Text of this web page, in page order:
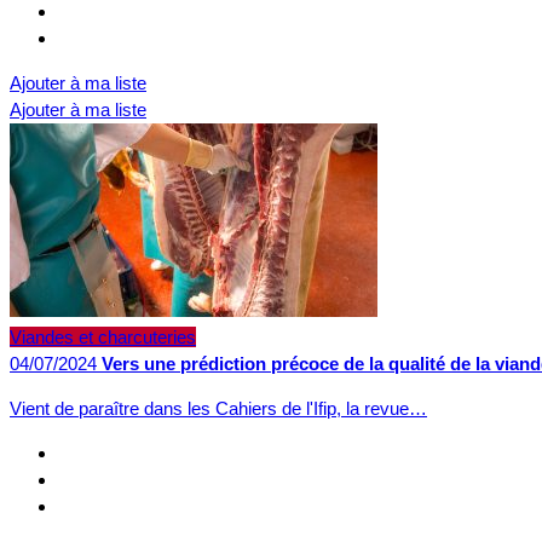
Ajouter à ma liste
Ajouter à ma liste
Viandes et charcuteries
04/07/2024 Vers une prédiction précoce de la qualité de la
Vient de paraître dans les Cahiers de l'Ifip, la revue…